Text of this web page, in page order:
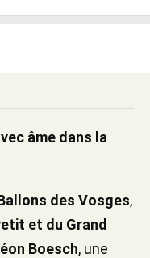
âme dans la
des Vosges,
et du Grand
Boesch, une